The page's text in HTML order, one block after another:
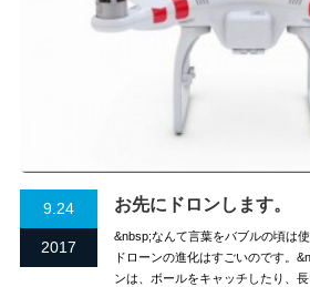
9.24
2017
お先にドロンします。
&nbsp;なんて言葉をバブルの頃は
ドローンの進化はすごいのです。
ンは、ボールをキャッチしたり、